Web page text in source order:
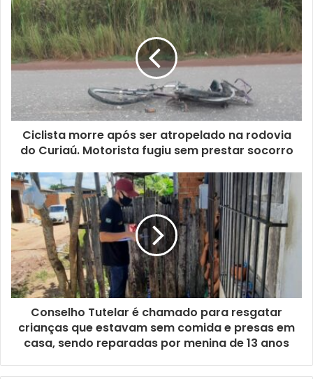
Ciclista morre após ser atropelado na rodovia
do Curiaú. Motorista fugiu sem prestar socorro
Conselho Tutelar é chamado para resgatar
crianças que estavam sem comida e presas em
casa, sendo reparadas por menina de 13 anos